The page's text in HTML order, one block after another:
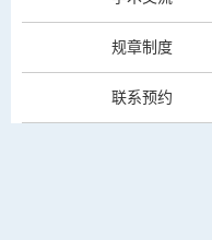
规章制度
联系预约